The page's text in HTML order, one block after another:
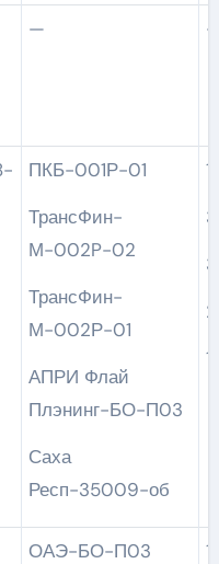
—
ПКБ-001Р-01
ТрансФин-
М-002P-02
ТрансФин-
М-002Р-01
АПРИ Флай
Плэнинг-БО-П03
Саха
Респ-35009-об
ОАЭ-БО-П03